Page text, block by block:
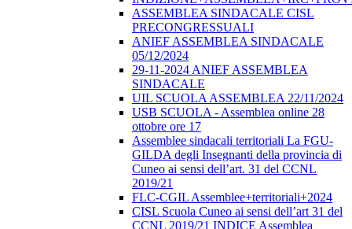
ASSEMBLEA SINDACALE CISL
PRECONGRESSUALI
ANIEF ASSEMBLEA SINDACALE
05/12/2024
29-11-2024 ANIEF ASSEMBLEA
SINDACALE
UIL SCUOLA ASSEMBLEA 22/11/2024
USB SCUOLA - Assemblea online 28
ottobre ore 17
Assemblee sindacali territoriali La FGU-
GILDA degli Insegnanti della provincia di
Cuneo ai sensi dell’art. 31 del CCNL
2019/21
FLC-CGIL Assemblee+territoriali+2024
CISL Scuola Cuneo ai sensi dell’art 31 del
CCNL 2019/21 INDICE Assemblea